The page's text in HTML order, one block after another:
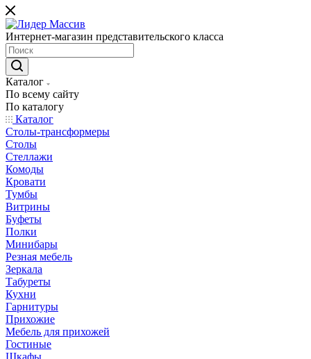
Интернет-магазин представительского класса
Каталог
По всему сайту
По каталогу
Каталог
Столы-трансформеры
Столы
Стеллажи
Комоды
Кровати
Тумбы
Витрины
Буфеты
Полки
Минибары
Резная мебель
Зеркала
Табуреты
Кухни
Гарнитуры
Прихожие
Мебель для прихожей
Гостиные
Шкафы